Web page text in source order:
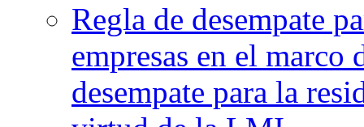
Regla de desempate
empresas en el
desempate para la